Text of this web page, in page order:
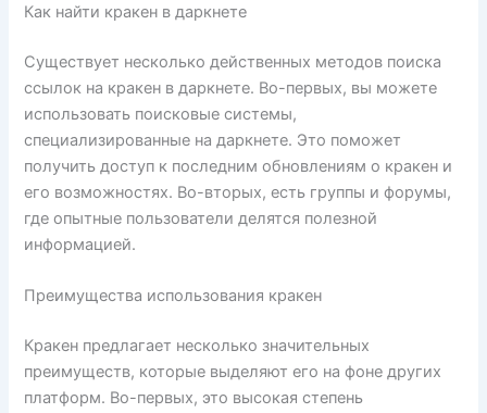
Как найти кракен в даркнете
Существует несколько действенных методов поиска
ссылок на кракен в даркнете. Во-первых, вы можете
использовать поисковые системы,
специализированные на даркнете. Это поможет
получить доступ к последним обновлениям о кракен и
его возможностях. Во-вторых, есть группы и форумы,
где опытные пользователи делятся полезной
информацией.
Преимущества использования кракен
Кракен предлагает несколько значительных
преимуществ, которые выделяют его на фоне других
платформ. Во-первых, это высокая степень